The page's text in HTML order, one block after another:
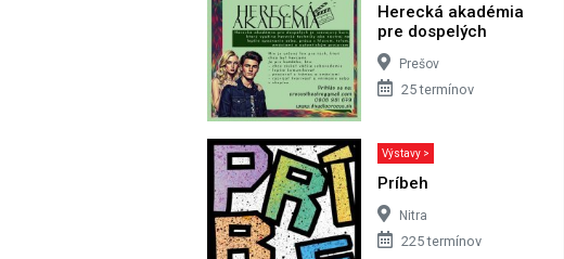
Herecká akadémia
pre dospelých
Prešov
25 termínov
Výstavy >
Príbeh
Nitra
225 termínov